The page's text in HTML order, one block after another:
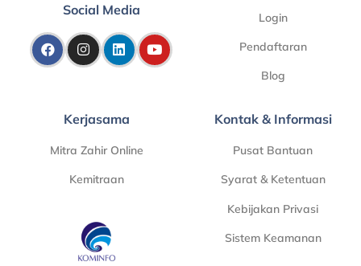
Social Media Login
Pendaftaran
Blog
Kerjasama
Mitra Zahir Online
Kemitraan
Kontak & Informasi
Pusat Bantuan
Syarat & Ketentuan
Kebijakan Privasi
Sistem Keamanan